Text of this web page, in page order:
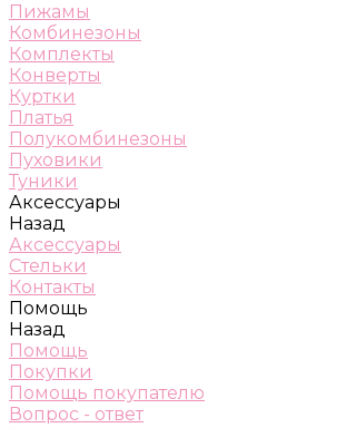
Пижамы
Комбинезоны
Комплекты
Конверты
Куртки
Платья
Полукомбинезоны
Пуховики
Туники
Аксессуары
Назад
Аксессуары
Стельки
Контакты
Помощь
Назад
Помощь
Покупки
Помощь покупателю
Вопрос - ответ